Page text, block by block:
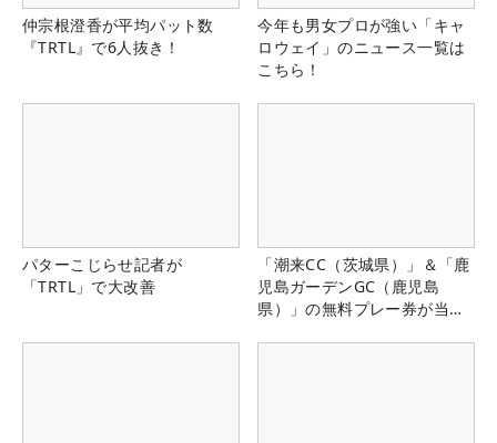
仲宗根澄香が平均パット数
『TRTL』で6人抜き！
今年も男女プロが強い「キャ
ロウェイ」のニュース一覧は
こちら！
パターこじらせ記者が
「TRTL」で大改善
「潮来CC（茨城県）」＆「鹿
児島ガーデンGC（鹿児島
県）」の無料プレー券が当た